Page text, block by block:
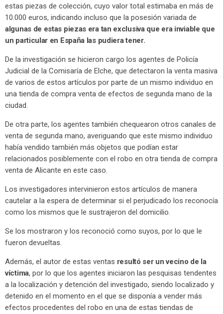
estas piezas de colección, cuyo valor total estimaba en más de
10.000 euros, indicando incluso que la posesión variada de
algunas de estas piezas era tan exclusiva que era inviable que
un particular en España las pudiera tener.
De la investigación se hicieron cargo los agentes de Policía
Judicial de la Comisaría de Elche, que detectaron la venta masiva
de varios de estos artículos por parte de un mismo individuo en
una tienda de compra venta de efectos de segunda mano de la
ciudad.
De otra parte, los agentes también chequearon otros canales de
venta de segunda mano, averiguando que este mismo individuo
había vendido también más objetos que podían estar
relacionados posiblemente con el robo en otra tienda de compra
venta de Alicante en este caso.
Los investigadores intervinieron estos artículos de manera
cautelar a la espera de determinar si el perjudicado los reconocía
como los mismos que le sustrajeron del domicilio.
Se los mostraron y los reconoció como suyos, por lo que le
fueron devueltas.
Además, el autor de estas ventas resultó ser un vecino de la
víctima, por lo que los agentes iniciaron las pesquisas tendentes
a la localización y detención del investigado, siendo localizado y
detenido en el momento en el que se disponía a vender más
efectos procedentes del robo en una de estas tiendas de